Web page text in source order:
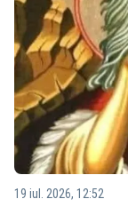
19 iul. 2026, 12:52